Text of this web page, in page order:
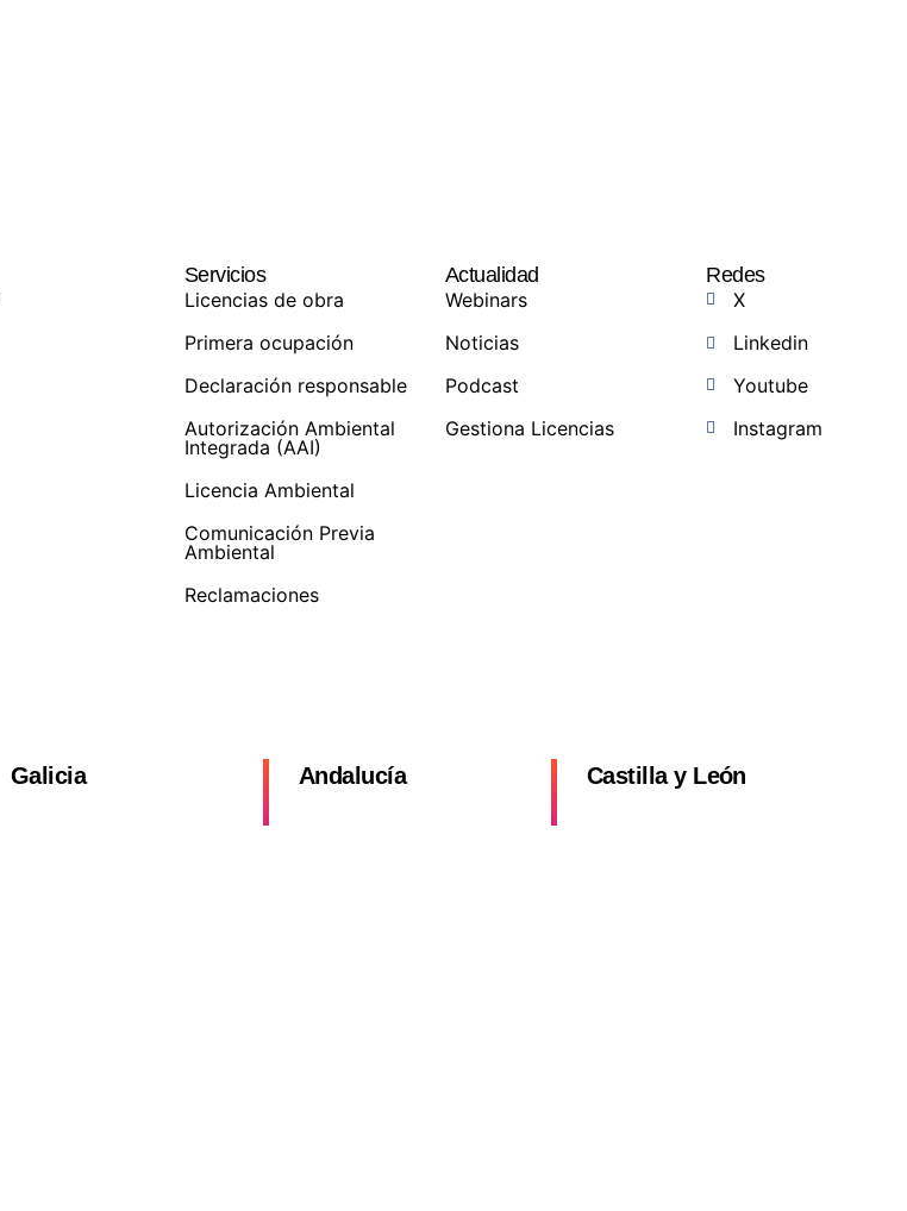
Servicios
Licencias de obra
Primera ocupación
Declaración responsable
Autorización Ambiental
Integrada (AAI)
Licencia Ambiental
Comunicación Previa
Ambiental
Reclamaciones
Actualidad
Webinars
Noticias
Podcast
Gestiona Licencias
Redes
X
Linkedin
Youtube
Instagram
Galicia Andalucía Castilla y León